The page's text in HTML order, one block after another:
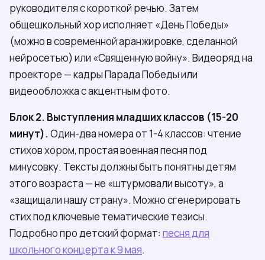
руководителя с короткой речью. Затем
общешкольный хор исполняет «День Победы»
(можно в современной аранжировке, сделанной
нейросетью) или «Священную войну». Видеоряд на
проекторе — кадры Парада Победы или
видеообложка с акцентным фото.
Блок 2. Выступления младших классов (15-20
минут).Один-два номера от 1-4 классов: чтение
стихов хором, простая военная песня под
минусовку. Тексты должны быть понятны детям
этого возраста — не «штурмовали высоту», а
«защищали нашу страну». Можно сгенерировать
стих под ключевые тематические тезисы.
Подробно про детский формат: песня для
школьного концерта к 9 мая.